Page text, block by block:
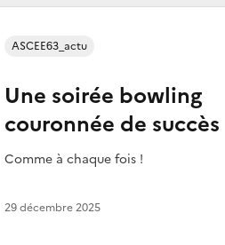
Une soirée bowling
couronnée de succès
Comme à chaque fois !
ASCEE63_actu
29 décembre 2025